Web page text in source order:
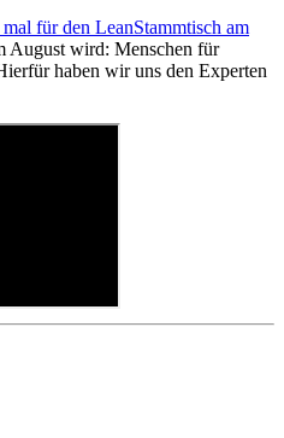
für den LeanStammtisch am
August wird: Menschen für
haben wir uns den Experten